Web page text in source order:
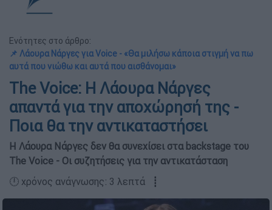
Ενότητες στο άρθρο:
📌 Λάουρα Νάργες για Voice - «Θα μιλήσω κάποια στιγμή να πω
αυτά που νιώθω και αυτά που αισθάνομαι»
The Voice: Η Λάουρα Νάργες
απαντά για την αποχώρησή της -
Ποια θα την αντικαταστήσει
Η Λάουρα Νάργες δεν θα συνεχίσει στα backstage του
The Voice - Οι συζητήσεις για την αντικατάσταση
🕛 χρόνος ανάγνωσης: 3 λεπτά ┋